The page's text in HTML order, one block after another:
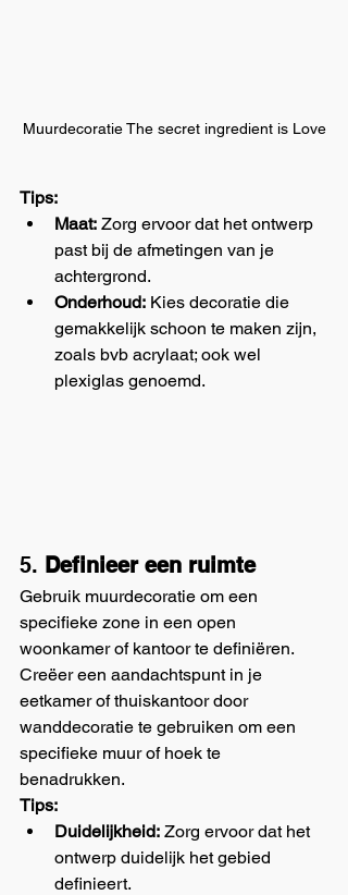
Muurdecoratie The secret ingredient is Love
Tips:
Maat: Zorg ervoor dat het ontwerp
past bij de afmetingen van je
achtergrond.
Onderhoud: Kies decoratie die
gemakkelijk schoon te maken zijn,
zoals bvb acrylaat; ook wel
plexiglas genoemd.
5. Definieer een ruimte
Gebruik muurdecoratie om een
specifieke zone in een open
woonkamer of kantoor te definiëren.
Creëer een aandachtspunt in je
eetkamer of thuiskantoor door
wanddecoratie te gebruiken om een
specifieke muur of hoek te
benadrukken.
Tips:
Duidelijkheid: Zorg ervoor dat het
ontwerp duidelijk het gebied
definieert.